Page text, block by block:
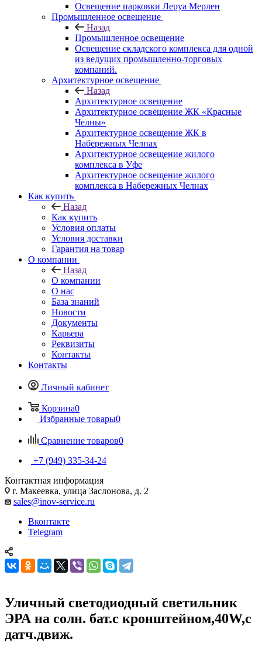
Освещение парковки Леруа Мерлен
Промышленное освещение
Назад
Промышленное освещение
Освещение складского комплекса для одной
из ведущих промышленно-торговых
компаний.
Архитектурное освещение
Назад
Архитектурное освещение
Архитектурное освещение ЖК «Красные
Челны»
Архитектурное освещение ЖК в
Набережных Челнах
Архитектурное освещение жилого
комплекса в Уфе
Архитектурное освещение жилого
комплекса в Набережных Челнах
Как купить
Назад
Как купить
Условия оплаты
Условия доставки
Гарантия на товар
О компании
Назад
О компании
О нас
База знаний
Новости
Документы
Карьера
Реквизиты
Контакты
Контакты
Личный кабинет
Корзина0
Избранные товары0
Сравнение товаров0
+7 (949) 335-34-24
Контактная информация
г. Макеевка, улица Заслонова, д. 2
sales@inov-service.ru
Вконтакте
Telegram
Уличный светодиодный светильник
ЭРА на солн. бат.с кронштейном,40W,с
датч.движ.